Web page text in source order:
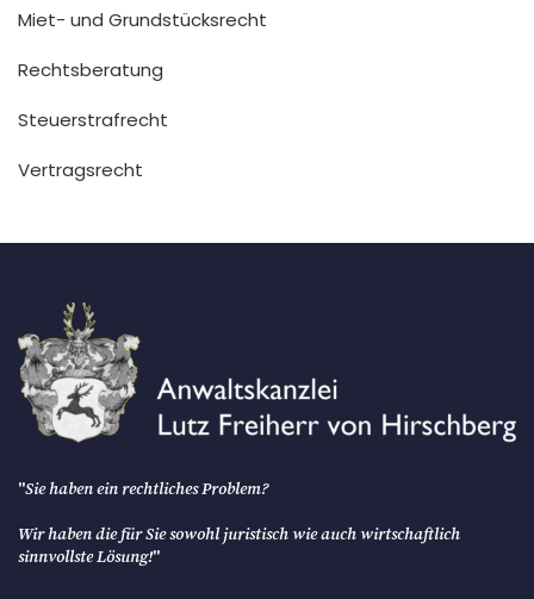
Miet- und Grundstücksrecht
Rechtsberatung
Steuerstrafrecht
Vertragsrecht
"Sie haben ein rechtliches Problem?
Wir haben die für Sie sowohl juristisch wie auch wirtschaftlich
sinnvollste Lösung!"